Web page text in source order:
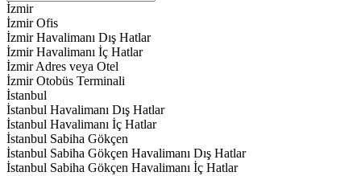
İzmir
İzmir Ofis
İzmir Havalimanı Dış Hatlar
İzmir Havalimanı İç Hatlar
İzmir Adres veya Otel
İzmir Otobüs Terminali
İstanbul
İstanbul Havalimanı Dış Hatlar
İstanbul Havalimanı İç Hatlar
İstanbul Sabiha Gökçen
İstanbul Sabiha Gökçen Havalimanı Dış Hatlar
İstanbul Sabiha Gökçen Havalimanı İç Hatlar